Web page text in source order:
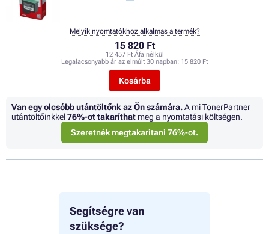
Segítségre van
szüksége?
15 820 Ft
12 457 Ft Áfa nélkül
Legalacsonyabb ár az elmúlt 30 napban: 15 820 Ft
Kosárba
Melyik nyomtatókhoz alkalmas a termék?
Van egy olcsóbb utántöltőnk az Ön számára.A mi TonerPartner
utántöltőinkkel76%-ot takaríthat meg a nyomtatási költségen.
Szeretnék megtakarítani 76%-ot.